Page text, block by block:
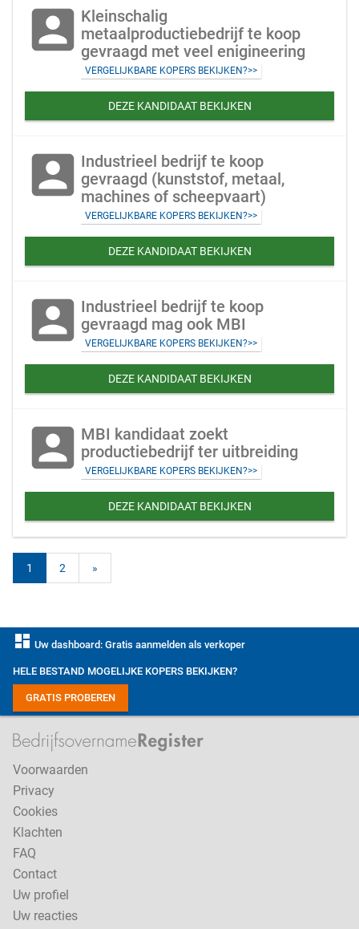
account_box Kleinschalig
metaalproductiebedrijf te koop
gevraagd met veel enigineering
VERGELIJKBARE KOPERS BEKIJKEN?>>
DEZE KANDIDAAT BEKIJKEN
account_box Industrieel bedrijf te koop
gevraagd (kunststof, metaal,
machines of scheepvaart)
VERGELIJKBARE KOPERS BEKIJKEN?>>
DEZE KANDIDAAT BEKIJKEN
account_box Industrieel bedrijf te koop
gevraagd mag ook MBI
VERGELIJKBARE KOPERS BEKIJKEN?>>
DEZE KANDIDAAT BEKIJKEN
account_box MBI kandidaat zoekt
productiebedrijf ter uitbreiding
VERGELIJKBARE KOPERS BEKIJKEN?>>
DEZE KANDIDAAT BEKIJKEN
1 2 »
dashboard Uw dashboard: Gratis aanmelden als verkoper
HELE BESTAND MOGELIJKE KOPERS BEKIJKEN?
GRATIS PROBEREN
Voorwaarden
Privacy
Cookies
Klachten
FAQ
Contact
Uw profiel
Uw reacties